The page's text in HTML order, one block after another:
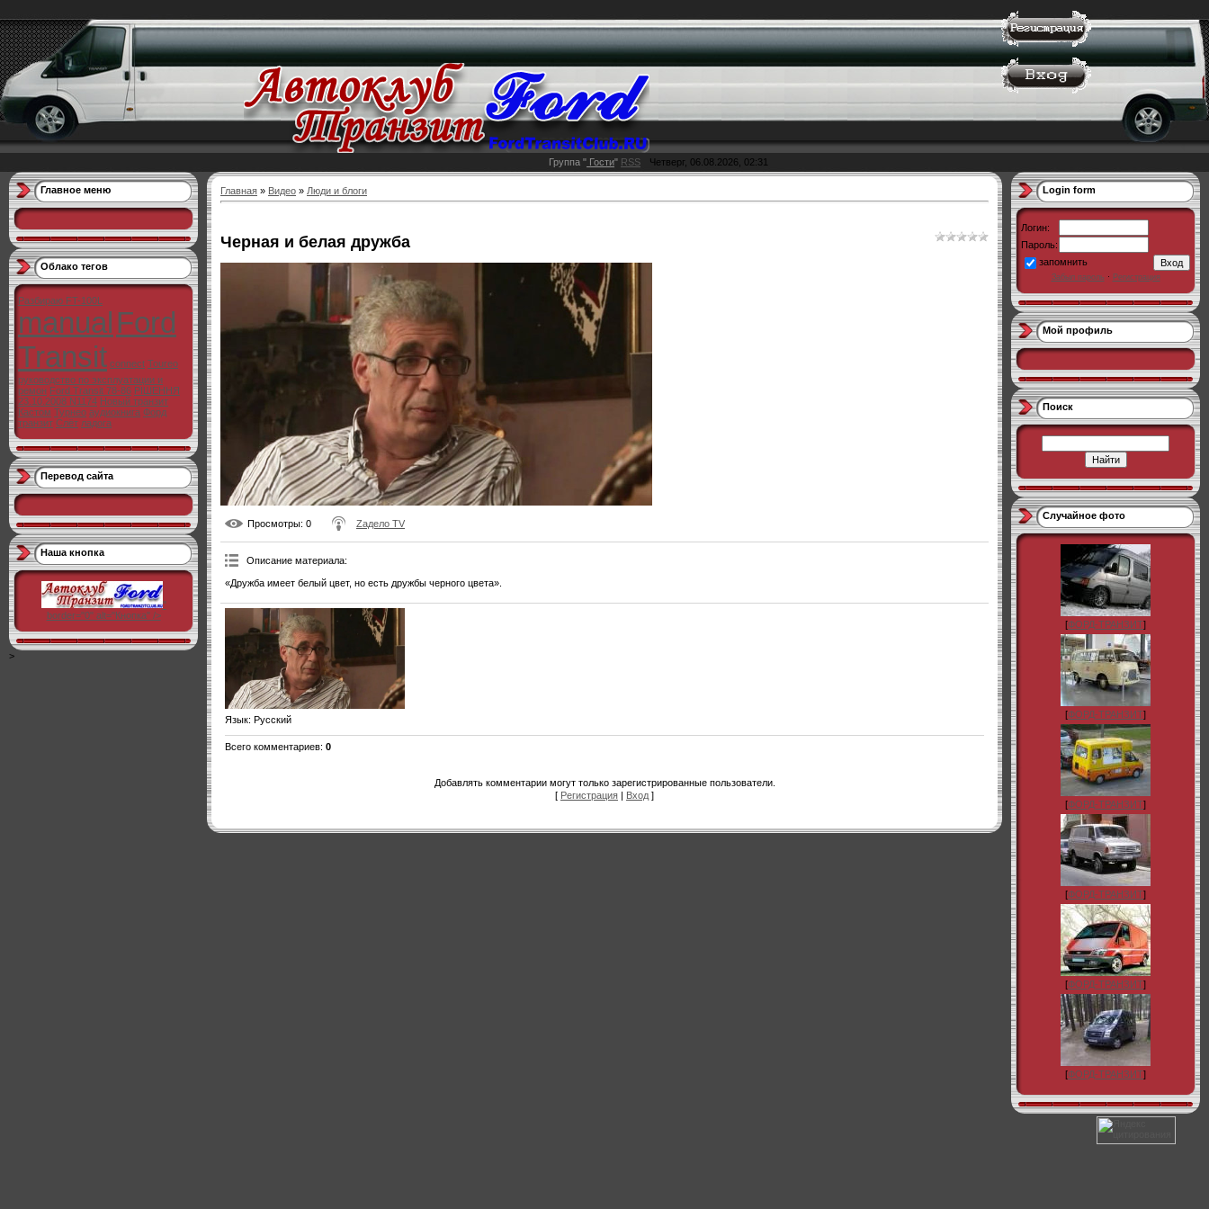
Группа " Гости" RSS Четверг, 06.08.2026, 02:31
Главное меню
Облако тегов
Разбираю FT-100L
manualFord
Transit connect Toureo
руководство по эксплуатации и
ремон Ford Transit 78-86 РІШЕННЯ
23.10.2008 N1174 Новый транзит
Кастом Турнео аудиокнига Форд
транзит Слёт ладога
Перевод сайта
Наша кнопка
"
border="0" alt="Кнопка" />
>
Главная » Видео » Люди и блоги
Черная и белая дружба
Просмотры: 0 Zадело TV
Описание материала:
«Дружба имеет белый цвет, но есть дружбы черного цвета».
Язык: Русский
Всего комментариев: 0
Добавлять комментарии могут только зарегистрированные пользователи.
[ Регистрация | Вход ]
Login form
Логин:
Пароль:
запомнить
Забыл пароль · Регистрация
Мой профиль
Поиск
Случайное фото
[ФОРД-ТРАНЗИТ]
[ФОРД-ТРАНЗИТ]
[ФОРД-ТРАНЗИТ]
[ФОРД-ТРАНЗИТ]
[ФОРД-ТРАНЗИТ]
[ФОРД-ТРАНЗИТ]